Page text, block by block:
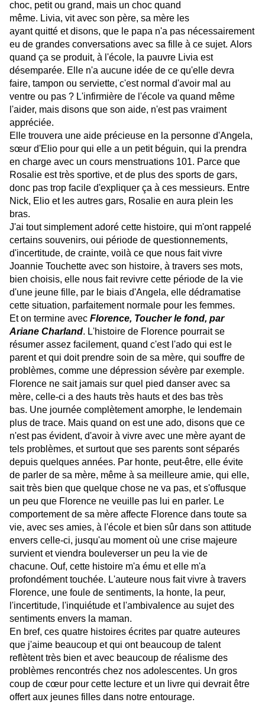
choc, petit ou grand, mais un choc quand
même. Livia, vit avec son père, sa mère les
ayant quitté et disons, que le papa n'a pas nécessairement
eu de grandes conversations avec sa fille à ce sujet. Alors
quand ça se produit, à l'école, la pauvre Livia est
désemparée. Elle n'a aucune idée de ce qu'elle devra
faire, tampon ou serviette, c'est normal d'avoir mal au
ventre ou pas ? L'infirmière de l'école va quand même
l'aider, mais disons que son aide, n'est pas vraiment
appréciée.
Elle trouvera une aide précieuse en la personne d'Angela,
sœur d'Elio pour qui elle a un petit béguin, qui la prendra
en charge avec un cours menstruations 101. Parce que
Rosalie est très sportive, et de plus des sports de gars,
donc pas trop facile d'expliquer ça à ces messieurs. Entre
Nick, Elio et les autres gars, Rosalie en aura plein les
bras.
J'ai tout simplement adoré cette histoire, qui m'ont rappelé
certains souvenirs, oui période de questionnements,
d'incertitude, de crainte, voilà ce que nous fait vivre
Joannie Touchette avec son histoire, à travers ses mots,
bien choisis, elle nous fait revivre cette période de la vie
d'une jeune fille, par le biais d'Angela, elle dédramatise
cette situation, parfaitement normale pour les femmes.
Et on termine avec Florence, Toucher le fond, par
Ariane Charland. L'histoire de Florence pourrait se
résumer assez facilement, quand c'est l'ado qui est le
parent et qui doit prendre soin de sa mère, qui souffre de
problèmes, comme une dépression sévère par exemple.
Florence ne sait jamais sur quel pied danser avec sa
mère, celle-ci a des hauts très hauts et des bas très
bas. Une journée complètement amorphe, le lendemain
plus de trace. Mais quand on est une ado, disons que ce
n'est pas évident, d'avoir à vivre avec une mère ayant de
tels problèmes, et surtout que ses parents sont séparés
depuis quelques années. Par honte, peut-être, elle évite
de parler de sa mère, même à sa meilleure amie, qui elle,
sait très bien que quelque chose ne va pas, et s'offusque
un peu que Florence ne veuille pas lui en parler. Le
comportement de sa mère affecte Florence dans toute sa
vie, avec ses amies, à l'école et bien sûr dans son attitude
envers celle-ci, jusqu'au moment où une crise majeure
survient et viendra bouleverser un peu la vie de
chacune. Ouf, cette histoire m'a ému et elle m'a
profondément touchée. L'auteure nous fait vivre à travers
Florence, une foule de sentiments, la honte, la peur,
l'incertitude, l'inquiétude et l'ambivalence au sujet des
sentiments envers la maman.
En bref, ces quatre histoires écrites par quatre auteures
que j'aime beaucoup et qui ont beaucoup de talent
reflètent très bien et avec beaucoup de réalisme des
problèmes rencontrés chez nos adolescentes. Un gros
coup de cœur pour cette lecture et un livre qui devrait être
offert aux jeunes filles dans notre entourage.